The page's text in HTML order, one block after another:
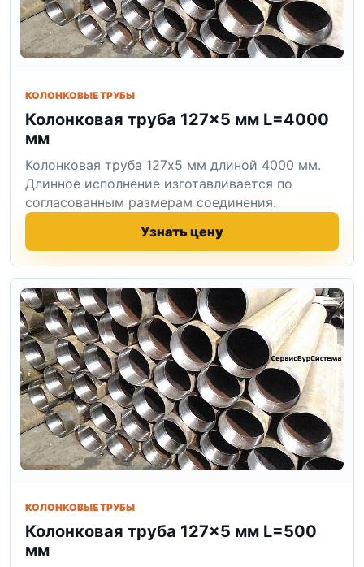
КОЛОНКОВЫЕ ТРУБЫ
Колонковая труба 127×5 мм L=4000
мм
Колонковая труба 127x5 мм длиной 4000 мм.
Длинное исполнение изготавливается по
согласованным размерам соединения.
Узнать цену
КОЛОНКОВЫЕ ТРУБЫ
Колонковая труба 127×5 мм L=500
мм